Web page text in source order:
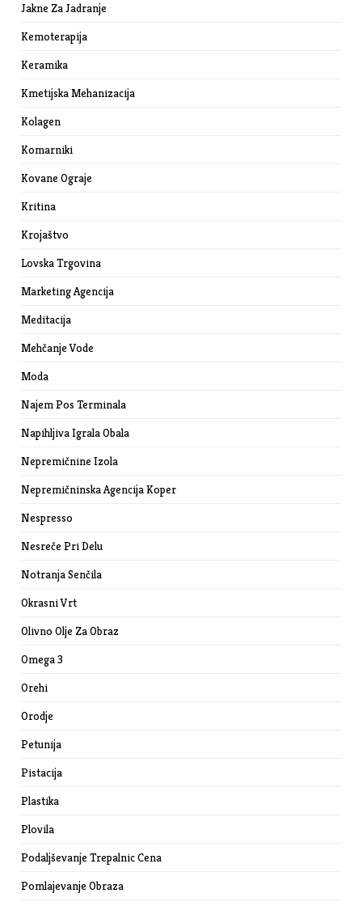
Jakne Za Jadranje
Kemoterapija
Keramika
Kmetijska Mehanizacija
Kolagen
Komarniki
Kovane Ograje
Kritina
Krojaštvo
Lovska Trgovina
Marketing Agencija
Meditacija
Mehčanje Vode
Moda
Najem Pos Terminala
Napihljiva Igrala Obala
Nepremičnine Izola
Nepremičninska Agencija Koper
Nespresso
Nesreče Pri Delu
Notranja Senčila
Okrasni Vrt
Olivno Olje Za Obraz
Omega 3
Orehi
Orodje
Petunija
Pistacija
Plastika
Plovila
Podaljševanje Trepalnic Cena
Pomlajevanje Obraza